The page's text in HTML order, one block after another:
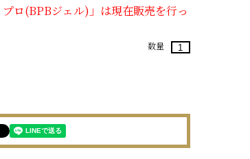
ロ(BPBジェル)」は現在販売を行っ
数量